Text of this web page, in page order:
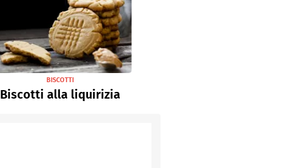
BISCOTTI
Biscotti alla liquirizia